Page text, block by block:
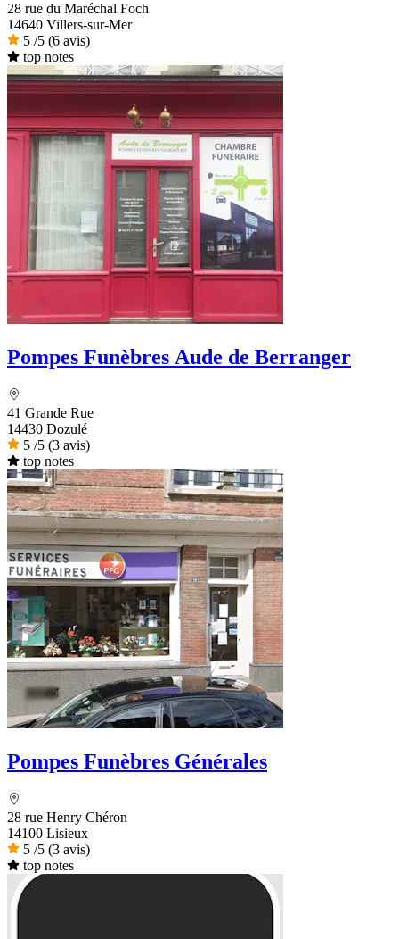
28 rue du Maréchal Foch
14640 Villers-sur-Mer
5 /5 (6 avis)
top notes
Pompes Funèbres Aude de Berranger
41 Grande Rue
14430 Dozulé
5 /5 (3 avis)
top notes
Pompes Funèbres Générales
28 rue Henry Chéron
14100 Lisieux
5 /5 (3 avis)
top notes